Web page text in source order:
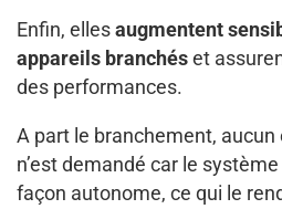
Enfin, ellesaugmentent
appareils branchéset
des performances.
A part le branchement,
n’est demandé car le
façon autonome, ce qui le